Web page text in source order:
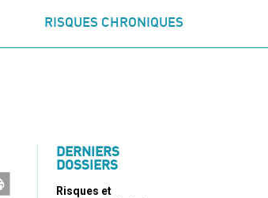
RISQUES CHRONIQUES
DERNIERS
DOSSIERS
Risques et